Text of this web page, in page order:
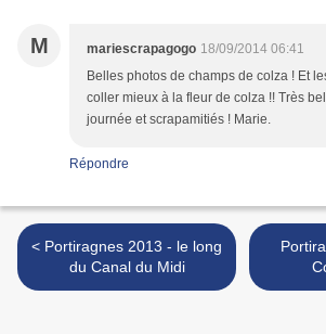
M mariescrapagogo 18/09/2014 06:41
Belles photos de champs de colza ! Et
coller mieux à la fleur de colza !! Très
journée et scrapamitiés ! Marie.
Répondre
< Portiragnes 2013 - le long
du Canal du Midi